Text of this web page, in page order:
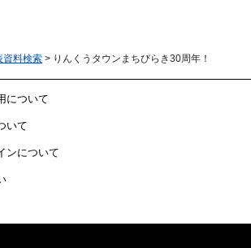
資料検索 > りんくうタウンまちびらき30周年！
について
いて
ンについて